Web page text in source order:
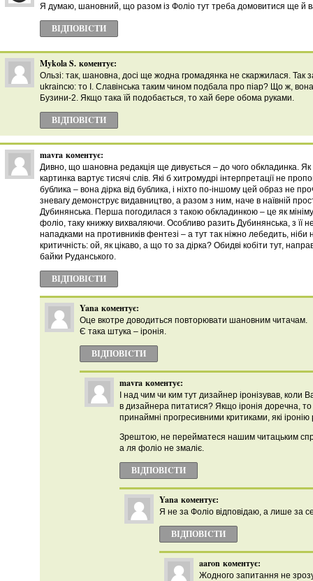
Я думаю, шановний, що разом із Фоліо тут треба домовитися ще й
ВІДПОВІCТИ
Mykola S. коментує:
Ользі: так, шановна, досі ще жодна громадянка не скаржилася. Так
ukraincю: то І. Славінська таким чином подбала про піар? Що ж,
Бузини-2. Якщо така їй подобається, то хай бере обома руками.
ВІДПОВІCТИ
mavra коментує:
Дивно, що шановна редакція ще дивується – до чого обкладинка. Як
картинка вартує тисячі слів. Які б хитромудрі інтерпретації не
бублика – вона дірка від бублика, і ніхто по-іншому цей образ не
зневагу демонструє видавництво, а разом з ним, наче в наївній
Дубинянська. Перша погодилася з такою обкладинкою – це як
фоліо, таку книжку вихваляючи. Особливо разить Дубинянська, з
нападками на противників фентезі – а тут так ніжно лебедить,
критичність: ой, як цікаво, а що то за дірка? Обидві кобіти тут,
байки Руданського.
ВІДПОВІCТИ
Yana коментує:
Оце вкотре доводиться повторювати шановним читачам.
Є така штука – іронія.
ВІДПОВІCТИ
mavra коментує:
І над чим чи ким тут дизайнер іронізував,
в дизайнера питатися? Якщо іронія доречна,
принаймні прогресивними критиками, які іронію
Зрештою, не перейматеся нашим читацьким
а ля фоліо не змаліє.
ВІДПОВІCТИ
Yana коментує:
Я не за Фоліо відповідаю, а лише за
ВІДПОВІCТИ
aaron коментує:
Жодного запитання не